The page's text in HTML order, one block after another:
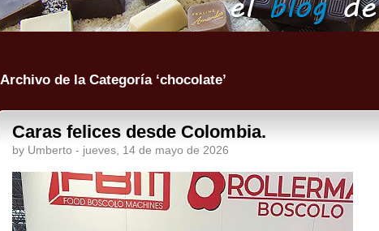
Archivo de la Categoría ‘chocolate’
Caras felices desde Colombia.
by Umberto - jueves, 14 de mayo de 2026